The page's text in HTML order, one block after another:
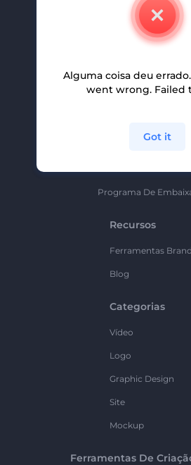
Contate-Nos
Carreiras
Programa De Afiliados
Programa De
Recursos
Ferramentas
Blog
Categorias
Vídeo
Logo
Graphic Design
Site
Mockup
Ferramentas De
Alguma coisa deu
went wrong. Failed
Got it